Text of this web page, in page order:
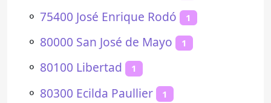
⚬ 75400 José Enrique Rodó 1
⚬ 80000 San José de Mayo 1
⚬ 80100 Libertad 1
⚬ 80300 Ecilda Paullier 1